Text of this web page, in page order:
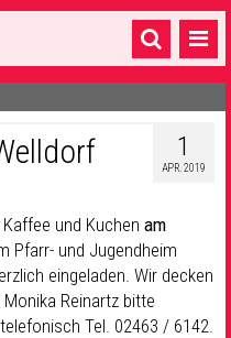
1
APR. 2019
und Kuchen am
Pfarr- und Jugendheim
eingeladen. Wir decken
Reinartz bitte
Tel. 02463 / 6142.